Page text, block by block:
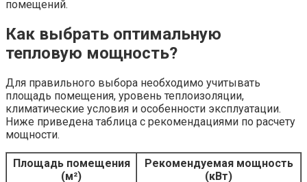
помещений.
Как выбрать оптимальную
тепловую мощность?
Для правильного выбора необходимо учитывать
площадь помещения, уровень теплоизоляции,
климатические условия и особенности эксплуатации.
Ниже приведена таблица с рекомендациями по расчету
мощности.
Площадь помещения
(м²)
Рекомендуемая мощность
(кВт)